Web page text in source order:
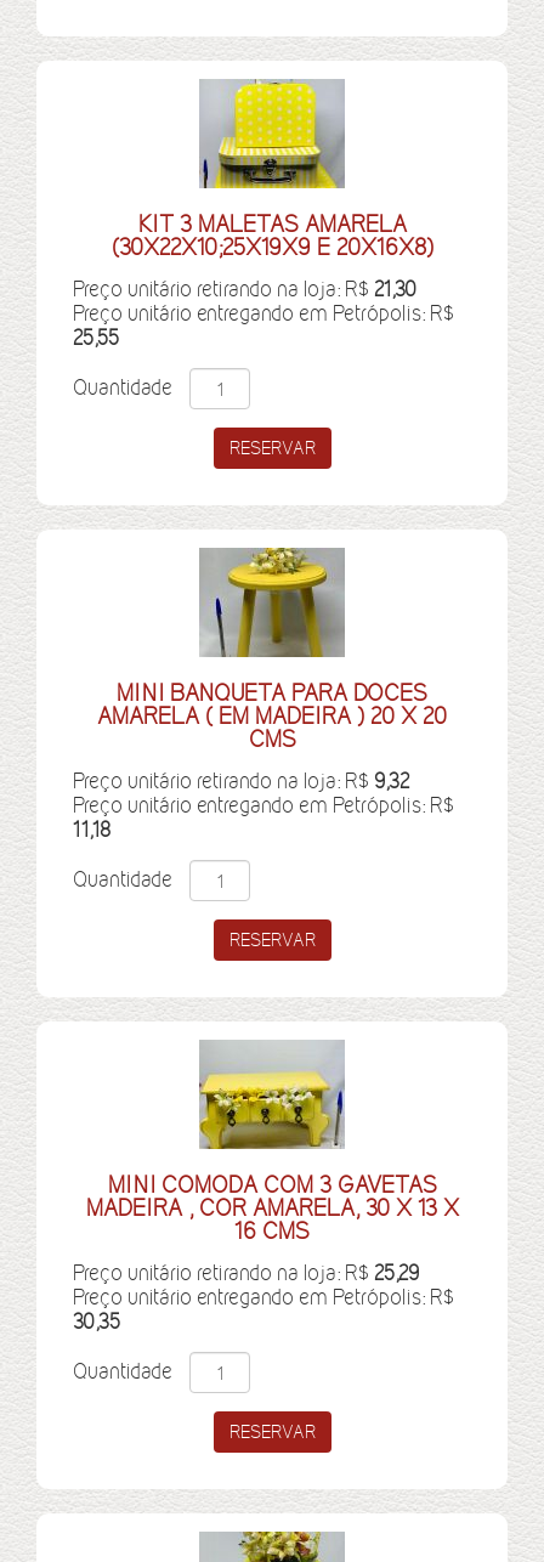
KIT 3 MALETAS AMARELA
(30X22X10;25X19X9 E 20X16X8)
Preço unitário retirando na loja: R$ 21,30
Preço unitário entregando em Petrópolis: R$
25,55
Quantidade
MINI BANQUETA PARA DOCES
AMARELA ( EM MADEIRA ) 20 X 20
CMS
Preço unitário retirando na loja: R$ 9,32
Preço unitário entregando em Petrópolis: R$
11,18
Quantidade
MINI COMODA COM 3 GAVETAS
MADEIRA , COR AMARELA, 30 X 13 X
16 CMS
Preço unitário retirando na loja: R$ 25,29
Preço unitário entregando em Petrópolis: R$
30,35
Quantidade